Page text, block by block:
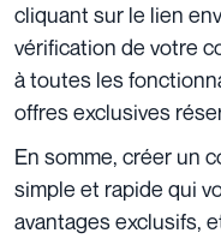
cliquant sur le lien
vérification de votre
à toutes les
offres exclusives
En somme, créer un
simple et rapide qui
avantages exclusifs,